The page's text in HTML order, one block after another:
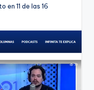
en 11 de las 16